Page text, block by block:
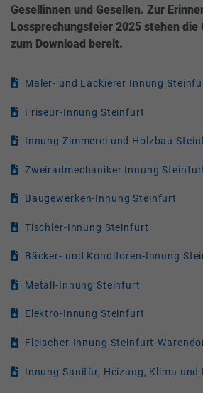
Gesellinnen und Gesellen. Zur
Lossprechungsfeier 2025 stehen die
zum Download bereit.
Maler- und Lackierer Innung
Friseur-Innung Steinfurt
Innung Zimmerei und Holzbau
Zweiradmechaniker Innung
Baugewerken-Innung Steinfurt
Tischler-Innung Steinfurt
Bäcker- und Konditoren-Innung
Metall-Innung Steinfurt
Elektro-Innung Steinfurt
Fleischer-Innung Steinfurt-
Innung Sanitär, Heizung, Klima